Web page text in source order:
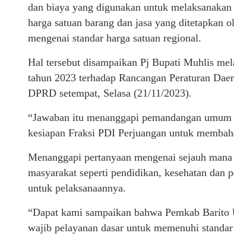
dan biaya yang digunakan untuk
harga satuan barang dan jasa yang ditetapkan
mengenai standar harga satuan regional.
Hal tersebut disampaikan Pj Bupati Muhlis
tahun 2023 terhadap Rancangan Peraturan
DPRD setempat, Selasa (21/11/2023).
“Jawaban itu menanggapi pemandangan
kesiapan Fraksi PDI Perjuangan untuk
Menanggapi pertanyaan mengenai sejauh
masyarakat seperti pendidikan, kesehatan dan
untuk pelaksanaannya.
“Dapat kami sampaikan bahwa Pemkab
wajib pelayanan dasar untuk memenuhi